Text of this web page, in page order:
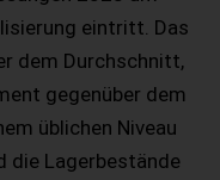
eintritt. Das
dem Durchschnitt,
gegenüber dem
üblichen Niveau
die Lagerbestände